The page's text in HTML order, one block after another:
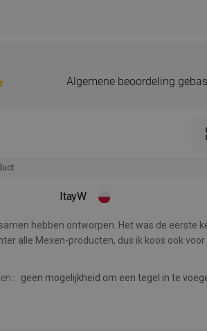
Algemene beoordeling
ItayW
hebben ontworpen. Het was de eerste
alle Mexen-producten, dus ik koos ook voor
geen mogelijkheid om een tegel in te